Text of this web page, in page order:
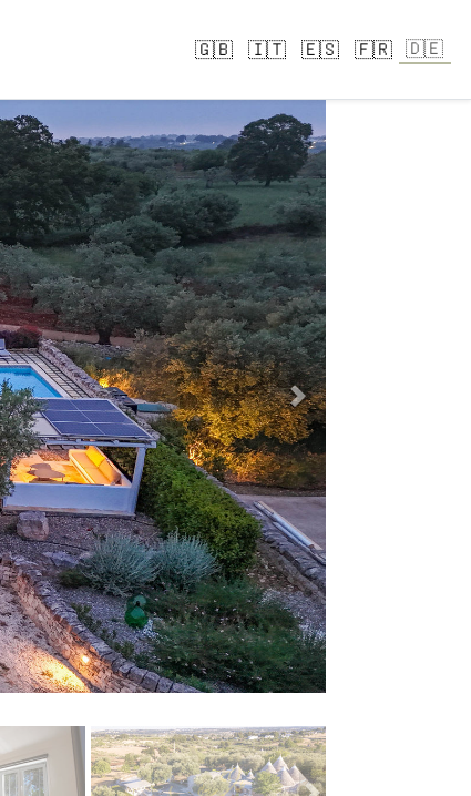
🇬🇧 🇮🇹 🇪🇸 🇫🇷 🇩🇪